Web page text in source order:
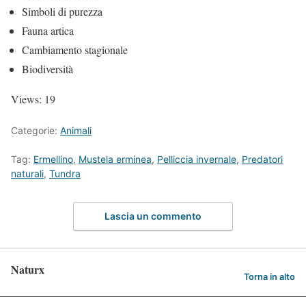
Simboli di purezza
Fauna artica
Cambiamento stagionale
Biodiversità
Views: 19
Categorie: Animali
Tag: Ermellino, Mustela erminea, Pelliccia invernale, Predatori
naturali, Tundra
Lascia un commento
Naturx Torna in alto